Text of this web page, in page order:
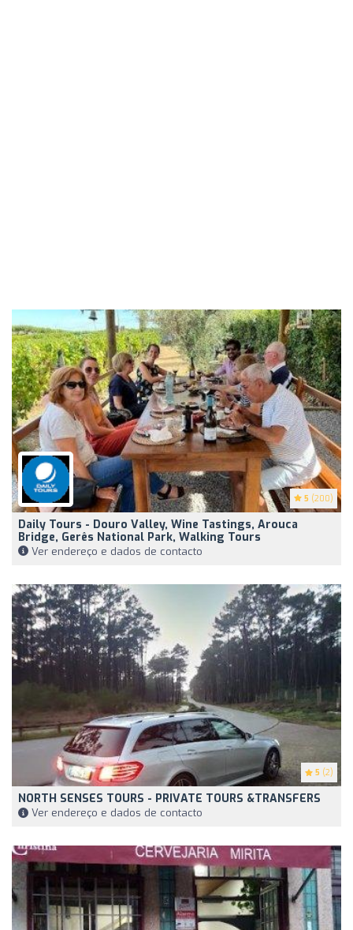
5 (200)
Daily Tours - Douro Valley, Wine Tastings, Arouca
Bridge, Gerês National Park, Walking Tours
Ver endereço e dados de contacto
5 (2)
NORTH SENSES TOURS - PRIVATE TOURS &TRANSFERS
Ver endereço e dados de contacto